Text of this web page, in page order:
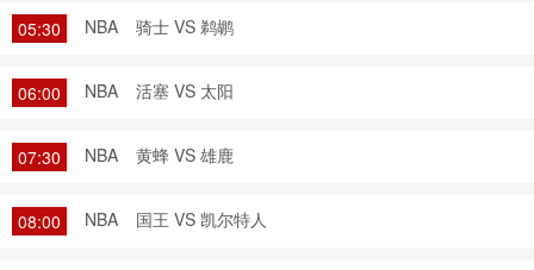
05:30 NBA 骑士 VS 鹈鹕
06:00 NBA 活塞 VS 太阳
07:30 NBA 黄蜂 VS 雄鹿
08:00 NBA 国王 VS 凯尔特人